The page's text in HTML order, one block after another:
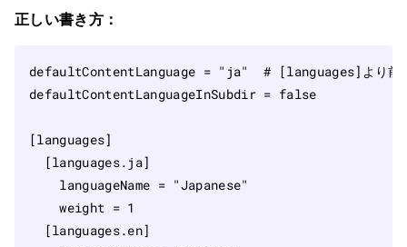
正しい書き方：
defaultContentLanguage = "ja"
# [languages]より前
defaultContentLanguageInSubdir = false
[languages]
[languages. ja]
languageName = "Japanese"
weight = 1
[languages.en]